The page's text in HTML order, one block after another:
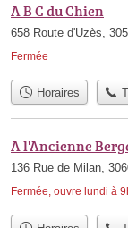
A B C du Chien
658 Route d'Uzès,
Fermée
Horaires
A l'Ancienne
136 Rue de Milan,
Fermée, ouvre lundi à